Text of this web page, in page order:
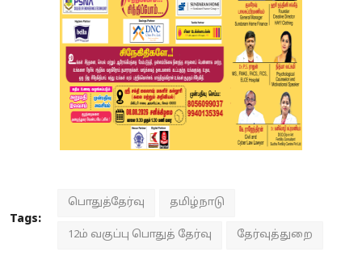
Tags:
பொதுத்தேர்வு தமிழ்நாடு
12ம் வகுப்பு பொதுத் தேர்வு தேர்வுத்துறை